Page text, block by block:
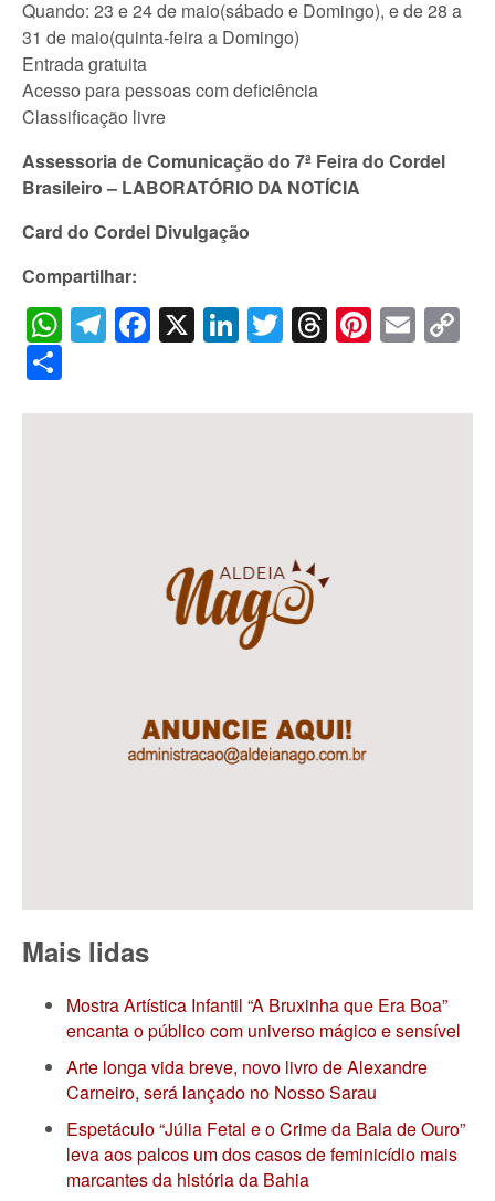
Quando: 23 e 24 de maio(sábado e Domingo), e de 28 a
31 de maio(quinta-feira a Domingo)
Entrada gratuita
Acesso para pessoas com deficiência
Classificação livre
Assessoria de Comunicação do 7ª Feira do Cordel
Brasileiro – LABORATÓRIO DA NOTÍCIA
Card do Cordel Divulgação
Compartilhar:
WhatsApp
Telegram
Facebook
X LinkedIn
Twitter
Threads
Mais lidas
Mostra Artística Infantil “A Bruxinha que Era Boa”
encanta o público com universo mágico e sensível
Arte longa vida breve, novo livro de Alexandre
Carneiro, será lançado no Nosso Sarau
Espetáculo “Júlia Fetal e o Crime da Bala de Ouro”
leva aos palcos um dos casos de feminicídio mais
marcantes da história da Bahia